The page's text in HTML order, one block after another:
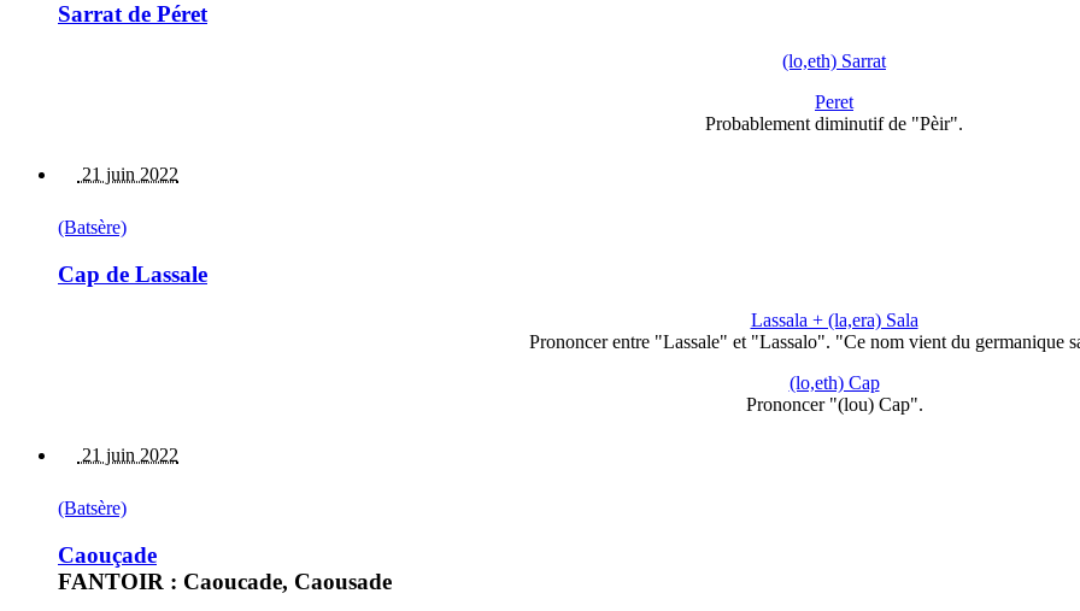
Sarrat de Péret
(lo,eth) Sarrat
Peret
Probablement diminutif de "Pèir".
21 juin 2022
(Batsère)
Cap de Lassale
Lassala + (la,era) Sala
Prononcer entre "Lassale" et "Lassalo". "Ce nom vient du germanique
(lo,eth) Cap
Prononcer "(lou) Cap".
21 juin 2022
(Batsère)
Caouçade
FANTOIR : Caoucade, Caousade